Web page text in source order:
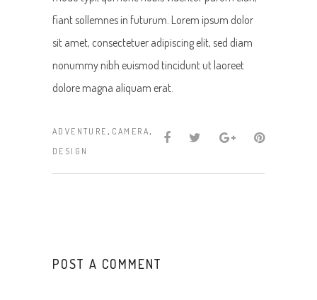
fiant sollemnes in futurum. Lorem ipsum dolor
sit amet, consectetuer adipiscing elit, sed diam
nonummy nibh euismod tincidunt ut laoreet
dolore magna aliquam erat.
ADVENTURE , CAMERA,
DESIGN
POST A COMMENT